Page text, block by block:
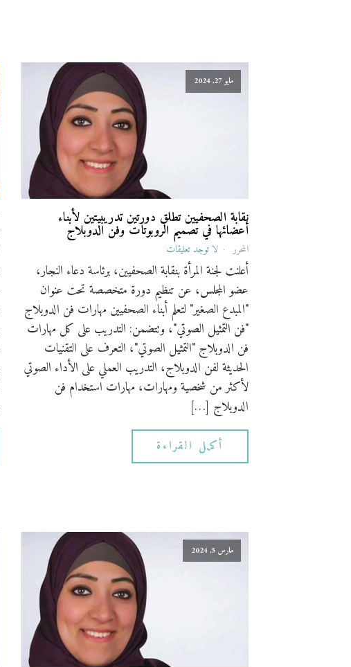
مايو 27, 2024
نقابة الصحفيين تطلق دورتين تدريبيتين لأبناء
أعضائها في تصميم الروبوتات وفن الدوبلاج
المحرر لا توجد تعليقات
أعلنت لجنة المرأة بنقابة الصحفيين، برئاسة دعاء النجار،
عضو المجلس، عن تنظيم دورة متخصصة تحت عنوان
"المبدع الصغير" لتعلم أبناء الصحفيين مهارات فن الدوبلاج
"فن التمثيل الصوتي"، وتتضمن: التدريب على كل مهارات
فن الدوبلاج "التمثيل الصوتي"، التعرف على التقنيات
الحديثة لفن الدوبلاج، التدريب العملي على الأداء الصوتي
لأكثر من شخصية ومهارات، مهارات استخدام فن
الدوبلاج […]
أكمل القراءة
مارس 5, 2024